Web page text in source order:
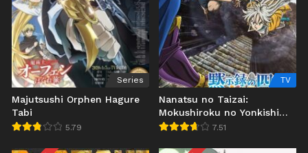
Series
Majutsushi Orphen Hagure
Tabi
5.79
TV
Nanatsu no Taizai:
Mokushiroku no Yonkishi
2nd Season7.51